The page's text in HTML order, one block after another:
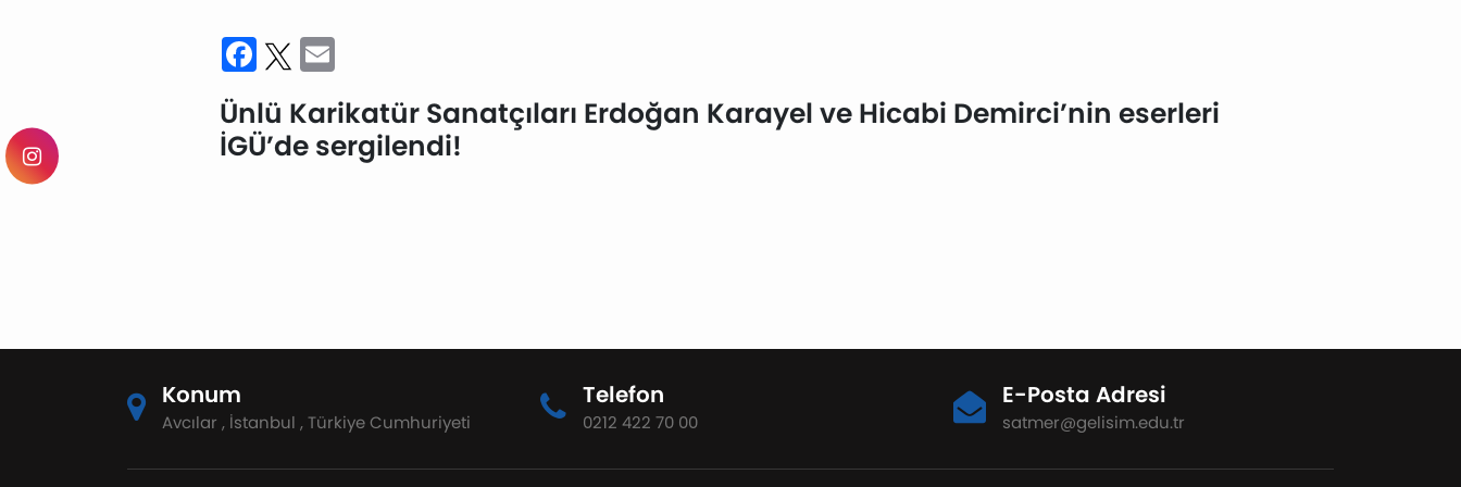
Facebook
Twitter
Ünlü Karikatür Sanatçıları Erdoğan Karayel ve Hicabi Demirci’nin eserleri
İGÜ’de sergilendi!
Konum
Avcılar , İstanbul , Türkiye Cumhuriyeti
Telefon
0212 422 70 00
E-Posta Adresi
satmer@gelisim.edu.tr